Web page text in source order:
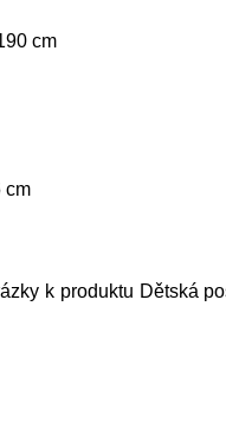
cm
cm
k produktu Dětská